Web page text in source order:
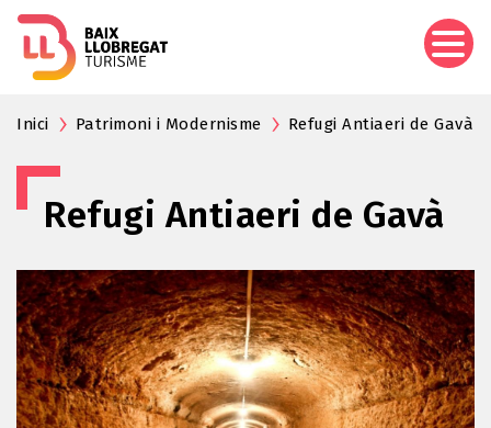
Inici Patrimoni i Modernisme Refugi Antiaeri de Gavà
Refugi Antiaeri de Gavà